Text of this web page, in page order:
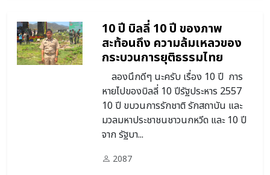
10 ปี บิลลี่ 10 ปี ของภาพ
สะท้อนถึง ความล้มเหลวของ
กระบวนการยุติธรรมไทย
ลองนึกดีๆ นะครับ เรื่อง 10 ปี การ
หายไปของบิลลี่ 10 ปีรัฐประหาร 2557
10 ปี ขบวนการรักชาติ รักสถาบัน และ
มวลมหาประชาชนชาวนกหวีด และ 10 ปี
จาก รัฐบา...
2087